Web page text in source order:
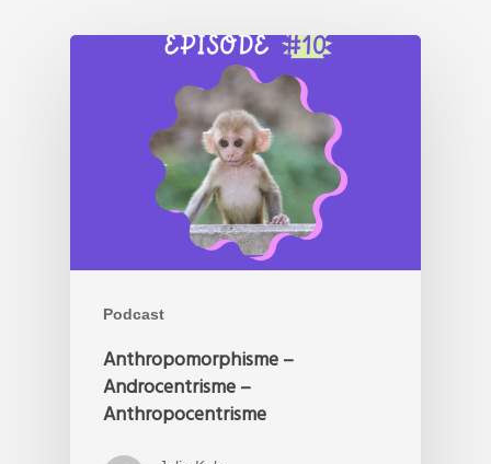
Podcast
Anthropomorphisme –
Androcentrisme –
Anthropocentrisme